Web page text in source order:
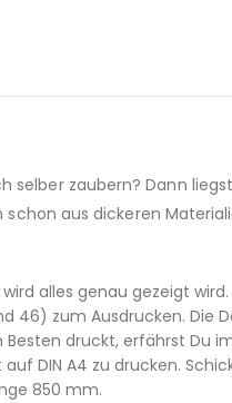
zaubern? Dann
aus dickeren
alles genau gezeigt wird.
46) zum Ausdrucken. Die
druckt, erfährst Du
auf DIN A4 zu drucken.
850 mm.